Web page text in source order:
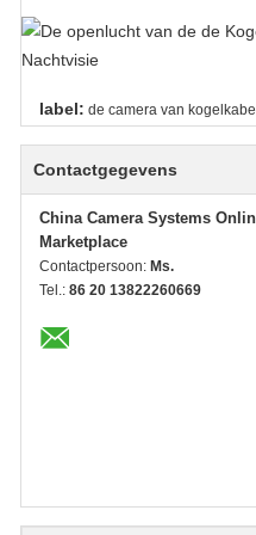
label: de camera van
Contactgegevens
China Camera Systems
Marketplace
Contactpersoon: Ms.
Tel.: 86 20 13822260669